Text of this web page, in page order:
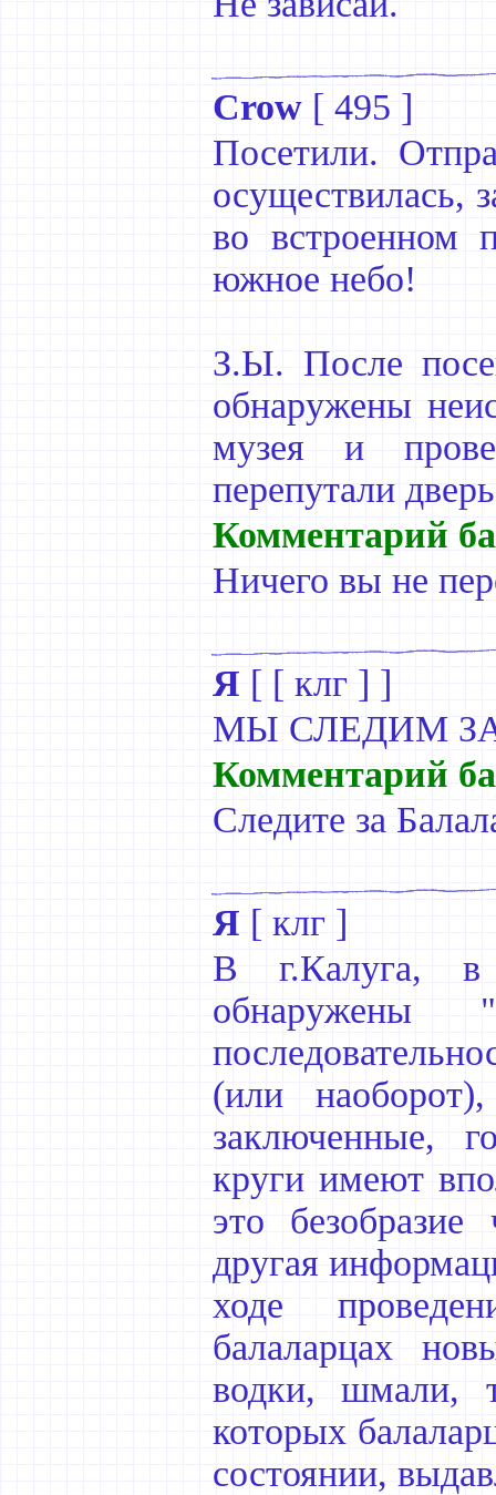
Crow [ 495 ]
Посетили.
осуществилась,
во встроенном
южное небо!
З.Ы. После
обнаружены
музея и
перепутали
Комментарий
Ничего вы не
Я [ [ клг ] ]
МЫ СЛЕДИМ
Комментарий
Следите за
Я [ клг ]
В г.Калуга, в
(или
заключенные,
круги имеют
это
другая
ходе
балаларцах
водки, шмали,
которых
состоянии,